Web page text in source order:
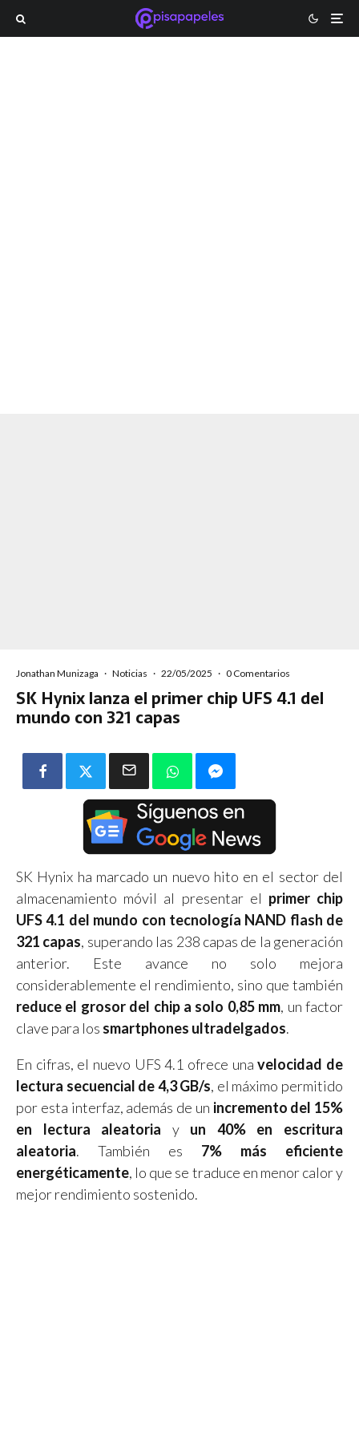
Jonathan Munizaga · Noticias · 22/05/2025 · 0 Comentarios
SK Hynix lanza el primer chip UFS 4.1 del
mundo con 321 capas
SK Hynix ha marcado un nuevo hito en el sector del
almacenamiento móvil al presentar el primer chip
UFS 4.1 del mundo con tecnología NAND flash de
321 capas, superando las 238 capas de la generación
anterior. Este avance no solo mejora
considerablemente el rendimiento, sino que también
reduce el grosor del chip a solo 0,85 mm, un factor
clave para los smartphones ultradelgados.
En cifras, el nuevo UFS 4.1 ofrece unavelocidad de
lectura secuencial de 4,3 GB/s, el máximo permitido
por esta interfaz, además de un incremento del 15%
en lectura aleatoria y un 40% en escritura
aleatoria. También es 7% más eficiente
energéticamente, lo que se traduce en menor calor y
mejor rendimiento sostenido.